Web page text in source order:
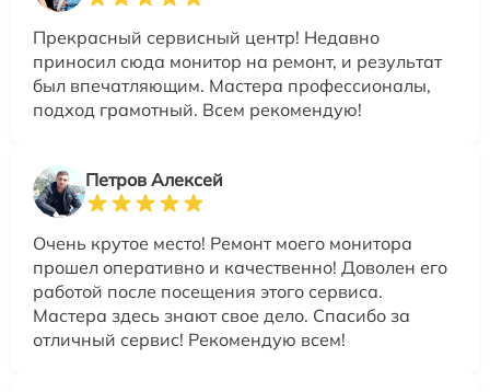
Прекрасный сервисный центр! Недавно
приносил сюда монитор на ремонт, и результат
был впечатляющим. Мастера профессионалы,
подход грамотный. Всем рекомендую!
Петров Алексей
Очень крутое место! Ремонт моего монитора
прошел оперативно и качественно! Доволен его
работой после посещения этого сервиса.
Мастера здесь знают свое дело. Спасибо за
отличный сервис! Рекомендую всем!